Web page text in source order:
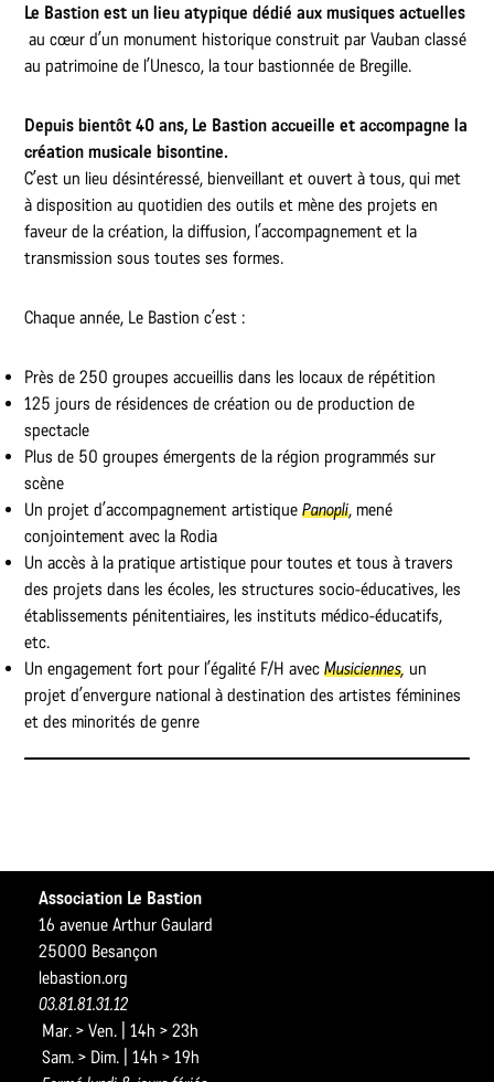
Le Bastion est un lieu atypique dédié aux musiques actuelles
au cœur d’un monument historique construit par Vauban classé
au patrimoine de l’Unesco, la tour bastionnée de Bregille.
Depuis bientôt 40 ans, Le Bastion accueille et accompagne la
création musicale bisontine.
C’est un lieu désintéressé, bienveillant et ouvert à tous, qui met
à disposition au quotidien des outils et mène des projets en
faveur de la création, la diffusion, l’accompagnement et la
transmission sous toutes ses formes.
Chaque année, Le Bastion c’est :
Près de 250 groupes accueillis dans les locaux de répétition
125 jours de résidences de création ou de production de
spectacle
Plus de 50 groupes émergents de la région programmés sur
scène
Un projet d’accompagnement artistiquePanopli, mené
conjointement avec la Rodia
Un accès à la pratique artistique pour toutes et tous à travers
des projets dans les écoles, les structures socio-éducatives, les
établissements pénitentiaires, les instituts médico-éducatifs,
etc.
Un engagement fort pour l’égalité F/H avecMusiciennes un
projet d’envergure national à destination des artistes féminines
et des minorités de genre
Association Le Bastion
16 avenue Arthur Gaulard
25000 Besançon
lebastion.org
03.81.81.31.12
Mar. > Ven. | 14h > 23h
Sam. > Dim. | 14h > 19h